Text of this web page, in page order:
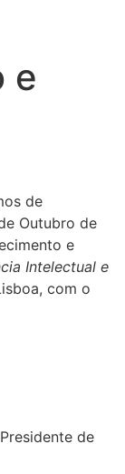
e
de
Outubro de
e
Intelectual e
com o
de